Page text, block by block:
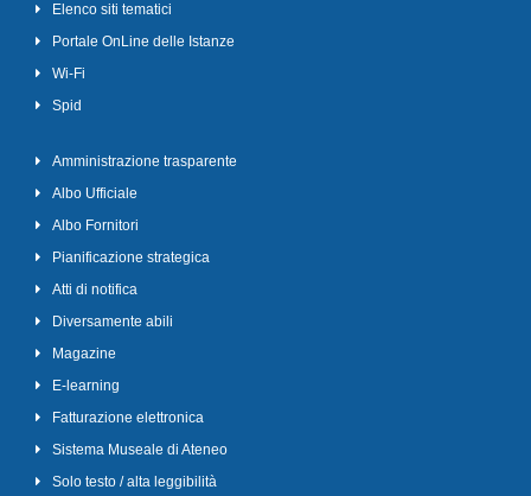
Elenco siti tematici
Portale OnLine delle Istanze
Wi-Fi
Spid
Amministrazione trasparente
Albo Ufficiale
Albo Fornitori
Pianificazione strategica
Atti di notifica
Diversamente abili
Magazine
E-learning
Fatturazione elettronica
Sistema Museale di Ateneo
Solo testo / alta leggibilità